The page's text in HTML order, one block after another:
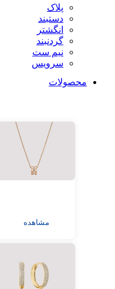
پلاک
دستبند
انگشتر
گردنبند
نیم ست
سرویس
محصولات
مشاهده